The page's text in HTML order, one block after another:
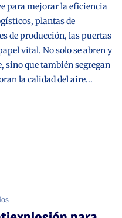
para mejorar la eficiencia
plantas de
de producción, las puertas
vital. No solo se abren y
sino que también segregan
la calidad del aire...